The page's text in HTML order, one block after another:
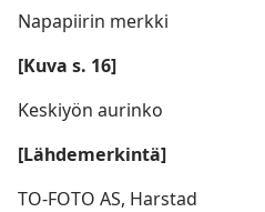
Napapiirin merkki
[Kuva s. 16]
Keskiyön aurinko
[Lähdemerkintä]
TO-FOTO AS, Harstad